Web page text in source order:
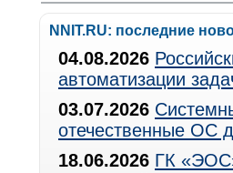
NNIT.RU: последние
04.08.2026
автоматизации
03.07.2026
отечественные ОС
18.06.2026 ГК